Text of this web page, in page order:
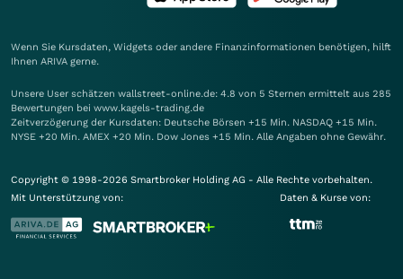
Wenn Sie Kursdaten, Widgets oder andere Finanzinformationen benötigen, hilft
Ihnen ARIVA gerne.
Unsere User schätzen wallstreet-online.de: 4.8 von 5 Sternen ermittelt aus 285
Bewertungen bei www.kagels-trading.de
Zeitverzögerung der Kursdaten: Deutsche Börsen +15 Min. NASDAQ +15 Min.
NYSE +20 Min. AMEX +20 Min. Dow Jones +15 Min. Alle Angaben ohne Gewähr.
Copyright © 1998-2026 Smartbroker Holding AG - Alle Rechte vorbehalten.
Mit Unterstützung von:
Daten & Kurse von: